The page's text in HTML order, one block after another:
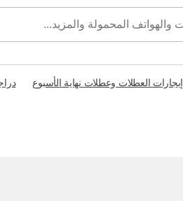
إيجارات العطلات وعطلات نهاية الأسبوع